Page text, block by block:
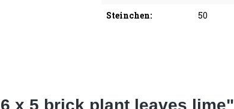
Steinchen:
50
x 5 brick plant leaves lime"